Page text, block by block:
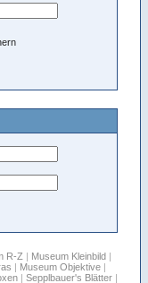
R-Z Museum Kleinbild
Museum Objektive|
| Sepplbauer's Blätter|